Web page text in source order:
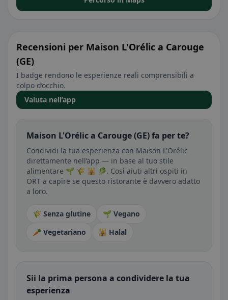
Recensioni per Maison L'Orélic a Carouge
(GE)
I badge rendono le esperienze reali comprensibili a
colpo d’occhio.
Valuta nell’app
Maison L'Orélic a Carouge (GE) fa per te?
Condividi la tua esperienza con Maison L'Orélic
direttamente nell’app — in base al tuo stile
alimentare 🌱 🌾 🕌 🥬. Così aiuti altri ospiti in
ORT a capire se questo ristorante è davvero adatto
a loro.
🌾 Senza glutine
🌱 Vegano
🥕 Vegetariano
🕌 Halal
Sii la prima persona a condividere la tua
esperienza